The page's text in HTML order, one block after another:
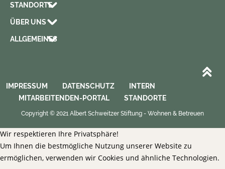
STANDORTE
ÜBER UNS
ALLGEMEINES
Copyright © 2021 Albert Schweitzer Stiftung - Wohnen & Betreuen
IMPRESSUM DATENSCHUTZ
INTERN
MITARBEITENDEN-PORTAL
STANDORTE
Wir respektieren Ihre Privatsphäre!
Um Ihnen die bestmögliche Nutzung unserer Website zu
ermöglichen, verwenden wir Cookies und ähnliche Technologien.